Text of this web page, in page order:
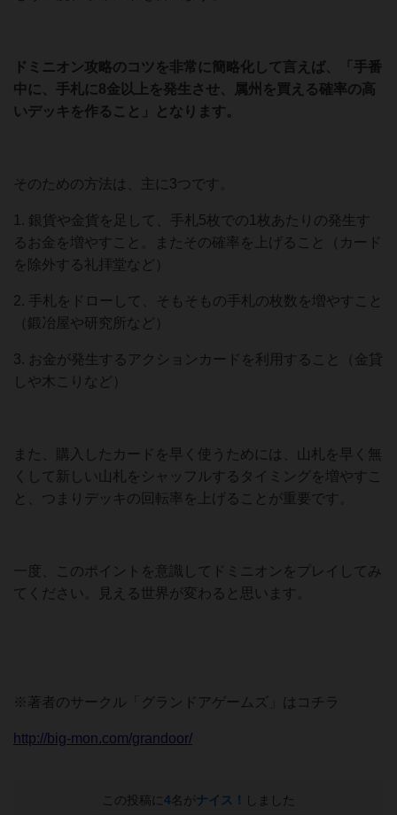
ドミニオン攻略のコツを非常に簡略化して言えば、「手番
中に、手札に8金以上を発生させ、属州を買える確率の高
いデッキを作ること」となります。
そのための方法は、主に3つです。
1. 銀貨や金貨を足して、手札5枚での1枚あたりの発生す
るお金を増やすこと。またその確率を上げること（カード
を除外する礼拝堂など）
2. 手札をドローして、そもそもの手札の枚数を増やすこと
（鍛冶屋や研究所など）
3. お金が発生するアクションカードを利用すること（金貸
しや木こりなど）
また、購入したカードを早く使うためには、山札を早く無
くして新しい山札をシャッフルするタイミングを増やすこ
と、つまりデッキの回転率を上げることが重要です。
一度、このポイントを意識してドミニオンをプレイしてみ
てください。見える世界が変わると思います。
※著者のサークル「グランドアゲームズ」はコチラ
http://big-mon.com/grandoor/
この投稿に 4名がナイス！ しました